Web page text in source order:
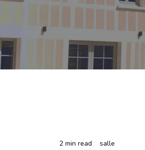
2 min read salle